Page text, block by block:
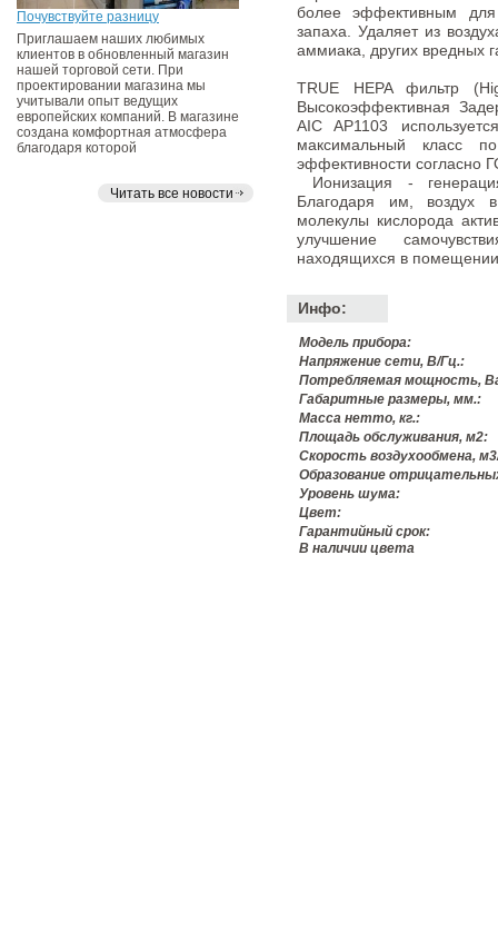
более эффективным
запаха. Удаляет из
аммиака, других вредных
TRUE HEPA фильтр
Высокоэффективная
AIC AP1103
максимальный класс
эффективности согласно
Ионизация -
Благодаря им, воздух
молекулы кислорода
улучшение
находящихся в
Инфо:
Модель прибора:
Напряжение сети, В/Гц.:
Потребляемая мощность,
Габаритные размеры, мм.:
Масса нетто, кг.:
Площадь обслуживания, м2:
Скорость воздухообмена,
Образование
Уровень шума:
Цвет:
Гарантийный срок:
В наличии цвета
Почувствуйте разницу
Приглашаем наших любимых
клиентов в обновленный магазин
нашей торговой сети. При
проектировании магазина мы
учитывали опыт ведущих
европейских компаний. В магазине
создана комфортная атмосфера
благодаря которой
Читать все новости